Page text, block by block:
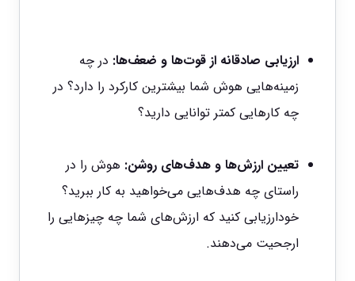
ارزیابی صادقانه از قوت‌ها و ضعف‌ها: در چه
زمینه‌هایی هوش شما بیشترین کارکرد را دارد؟ در
چه کارهایی کمتر توانایی دارید؟
تعیین ارزش‌ها و هدف‌های روشن: هوش را در
راستای چه هدف‌هایی می‌خواهید به کار ببرید؟
خودارزیابی کنید که ارزش‌های شما چه چیزهایی را
ارجحیت می‌دهند.